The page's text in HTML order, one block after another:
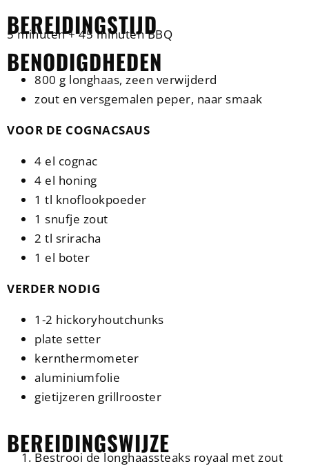
BEREIDINGSWIJZE
Bestrooi de longhaassteaks royaal met zout
BEREIDINGSTIJD
5 minuten + 45 minuten BBQ
BENODIGDHEDEN
800 g longhaas, zeen verwijderd
zout en versgemalen peper, naar smaak
VOOR DE COGNACSAUS
4 el cognac
4 el honing
1 tl knoflookpoeder
1 snufje zout
2 tl sriracha
1 el boter
VERDER NODIG
1-2 hickoryhoutchunks
plate setter
kernthermometer
aluminiumfolie
gietijzeren grillrooster